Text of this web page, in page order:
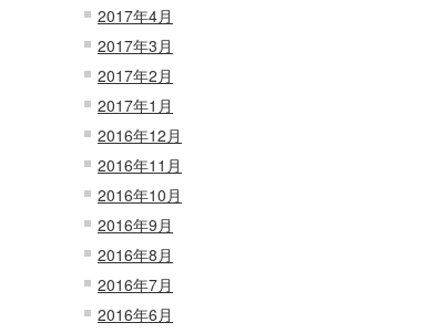
2017年4月
2017年3月
2017年2月
2017年1月
2016年12月
2016年11月
2016年10月
2016年9月
2016年8月
2016年7月
2016年6月